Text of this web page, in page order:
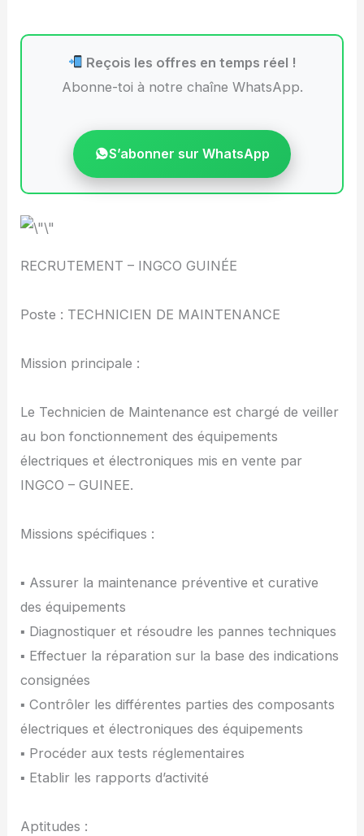
Reçois les offres en temps réel !
Abonne-toi à notre chaîne WhatsApp.
S’abonner sur WhatsApp
RECRUTEMENT – INGCO GUINÉE
Poste : TECHNICIEN DE MAINTENANCE
Mission principale :
Le Technicien de Maintenance est chargé de veiller
au bon fonctionnement des équipements
électriques et électroniques mis en vente par
INGCO – GUINEE.
Missions spécifiques :
▪ Assurer la maintenance préventive et curative
des équipements
▪ Diagnostiquer et résoudre les pannes techniques
▪ Effectuer la réparation sur la base des indications
consignées
▪ Contrôler les différentes parties des composants
électriques et électroniques des équipements
▪ Procéder aux tests réglementaires
▪ Etablir les rapports d’activité
Aptitudes :